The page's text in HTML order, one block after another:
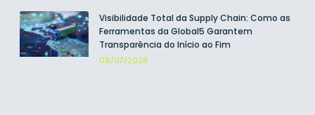
Visibilidade Total da Supply Chain: Como as
Ferramentas da Global5 Garantem
Transparência do Início ao Fim
08/07/2026